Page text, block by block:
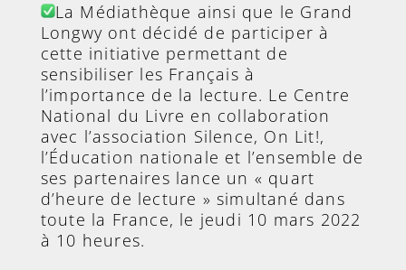
La Médiathèque ainsi que le Grand
Longwy ont décidé de participer à
cette initiative permettant de
sensibiliser les Français à
l’importance de la lecture. Le Centre
National du Livre en collaboration
avec l’association Silence, On Lit!,
l’Éducation nationale et l’ensemble de
ses partenaires lance un « quart
d’heure de lecture » simultané dans
toute la France, le jeudi 10 mars 2022
à 10 heures.